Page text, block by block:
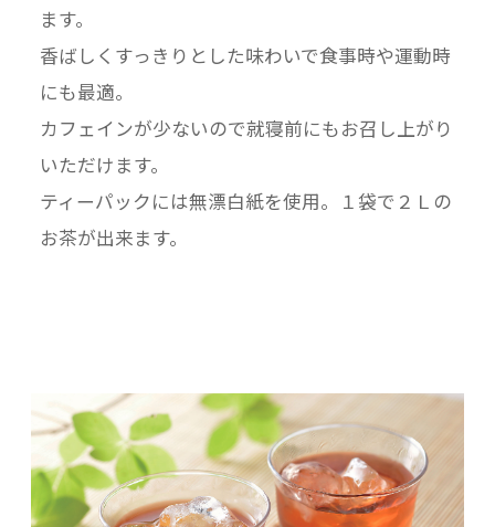
ます。
香ばしくすっきりとした味わいで食事時や運動時
にも最適。
カフェインが少ないので就寝前にもお召し上がり
いただけます。
ティーパックには無漂白紙を使用。１袋で２Ｌの
お茶が出来ます。